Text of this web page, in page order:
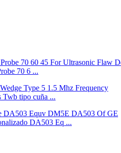
70 6 ...
Twb tipo cuña ...
DA503 Eq ...